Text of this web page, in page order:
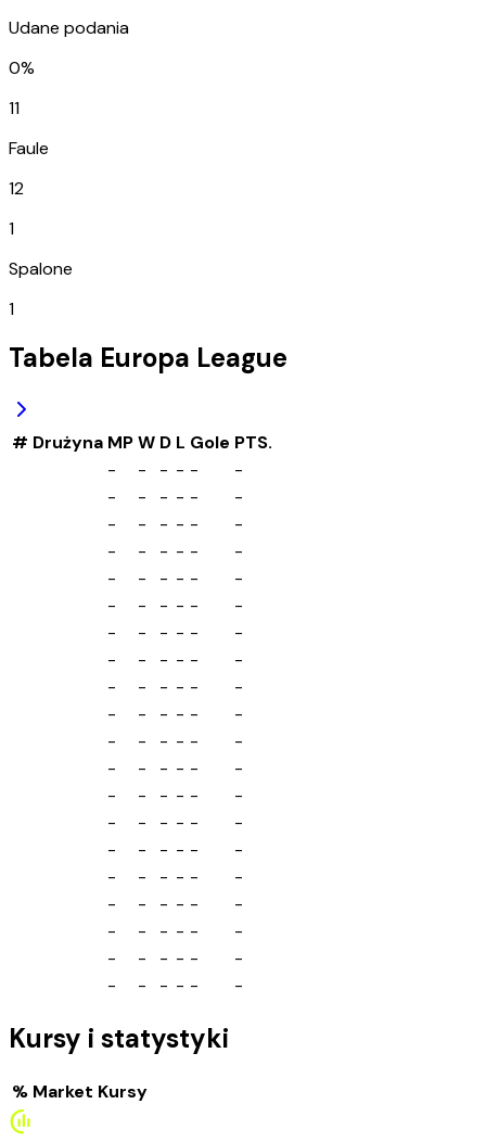
Udane podania
0%
11
Faule
12
1
Spalone
1
Tabela Europa League
# Drużyna MPW D L Gole PTS.
-
- - - -
-
-
- - - -
-
-
- - - -
-
-
- - - -
-
-
- - - -
-
-
- - - -
-
-
- - - -
-
-
- - - -
-
-
- - - -
-
-
- - - -
-
-
- - - -
-
-
- - - -
-
-
- - - -
-
-
- - - -
-
-
- - - -
-
-
- - - -
-
-
- - - -
-
-
- - - -
-
-
- - - -
-
-
- - - - -
Kursy i statystyki
% Market Kursy